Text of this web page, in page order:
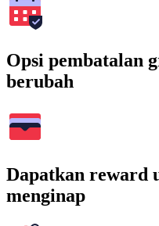
Opsi pembatalan
berubah
Dapatkan reward
menginap